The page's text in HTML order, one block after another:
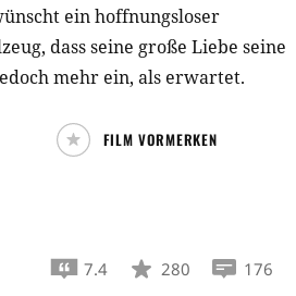
ein hoffnungsloser
dass seine große Liebe seine
mehr ein, als erwartet.
FILM VORMERKEN
7.4 280 176